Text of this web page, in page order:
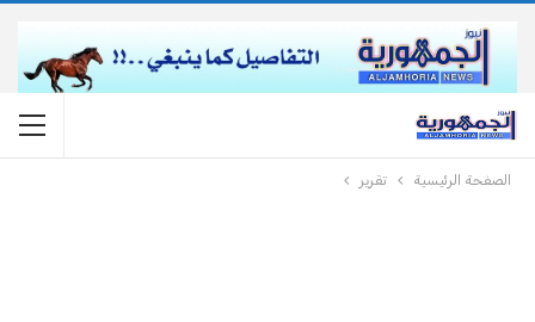
الصفحة الرئيسية تقرير